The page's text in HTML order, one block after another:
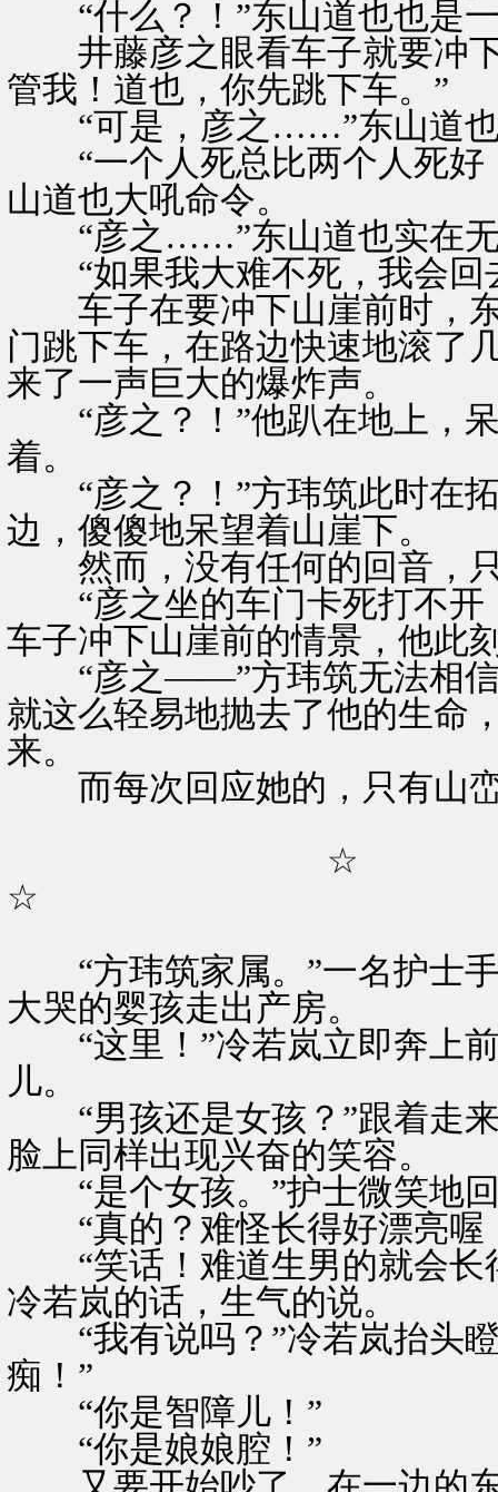
“什么？！”东山道也也是
井藤彦之眼看车子就要冲下
管我！道也，你先跳下车。”
“可是，彦之……”东山道也
“一个人死总比两个人死好
山道也大吼命令。
“彦之……”东山道也实在无
“如果我大难不死，我会回
车子在要冲下山崖前时，东
门跳下车，在路边快速地滚了
来了一声巨大的爆炸声。
“彦之？！”他趴在地上，呆
着。
“彦之？！”方玮筑此时在拓
边，傻傻地呆望着山崖下。
然而，没有任何的回音，只
“彦之坐的车门卡死打不开
车子冲下山崖前的情景，他此
“彦之——”方玮筑无法相信
就这么轻易地抛去了他的生命
来。
而每次回应她的，只有山
☆
☆
“方玮筑家属。”一名护士手
大哭的婴孩走出产房。
“这里！”冷若岚立即奔上前
儿。
“男孩还是女孩？”跟着走来
脸上同样出现兴奋的笑容。
“是个女孩。”护士微笑地
“真的？难怪长得好漂亮喔
“笑话！难道生男的就会长
冷若岚的话，生气的说。
“我有说吗？”冷若岚抬头瞪
痴！”
“你是智障儿！”
“你是娘娘腔！”